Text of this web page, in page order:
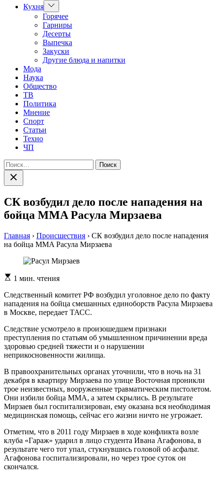
Кухня Показать
подменю
Горячее
Гарниры
Десерты
Выпечка
Закуски
Другие блюда и напитки
Мода
Наука
Общество
ТВ
Политика
Мнение
Спорт
Статьи
Техно
ЧП
Найти:
Закрыть
поиск
СК возбудил дело после нападения на
бойца MMA Расула Мирзаева
Главная › Происшествия › СК возбудил дело после нападения
на бойца MMA Расула Мирзаева
Расчетное
чтения
1 мин. чтения
Следственный комитет РФ возбудил уголовное дело по факту
нападения на бойца смешанных единоборств Расула Мирзаева
в Москве, передает ТАСС.
Следствие усмотрело в произошедшем признаки
преступления по статьям об умышленном причинении вреда
здоровью средней тяжести и о нарушении
неприкосновенности жилища.
В правоохранительных органах уточнили, что в ночь на 31
декабря в квартиру Мирзаева по улице Восточная проникли
трое неизвестных, вооруженные травматическим пистолетом.
Они избили бойца MMA, а затем скрылись. В результате
Мирзаев был госпитализирован, ему оказана вся необходимая
медицинская помощь, сейчас его жизни ничто не угрожает.
Отметим, что в 2011 году Мирзаев в ходе конфликта возле
клуба «Гараж» ударил в лицо студента Ивана Агафонова, в
результате чего тот упал, стукнувшись головой об асфальт.
Агафонова госпитализировали, но через трое суток он
скончался.